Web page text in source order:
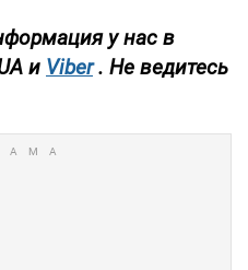
у нас в
и Viber . Не ведитесь